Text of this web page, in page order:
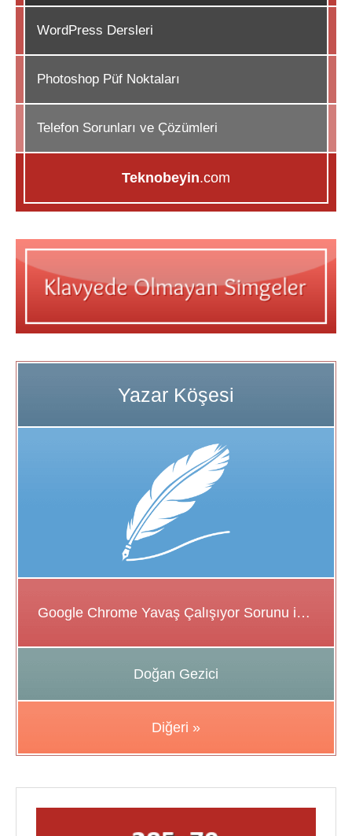
WordPress Dersleri
Photoshop Püf Noktaları
Telefon Sorunları ve Çözümleri
Teknobeyin.com
Google Chrome Yavaş Çalışıyor Sorunu için Çözüm Önerileri
Doğan Gezici
Diğeri »